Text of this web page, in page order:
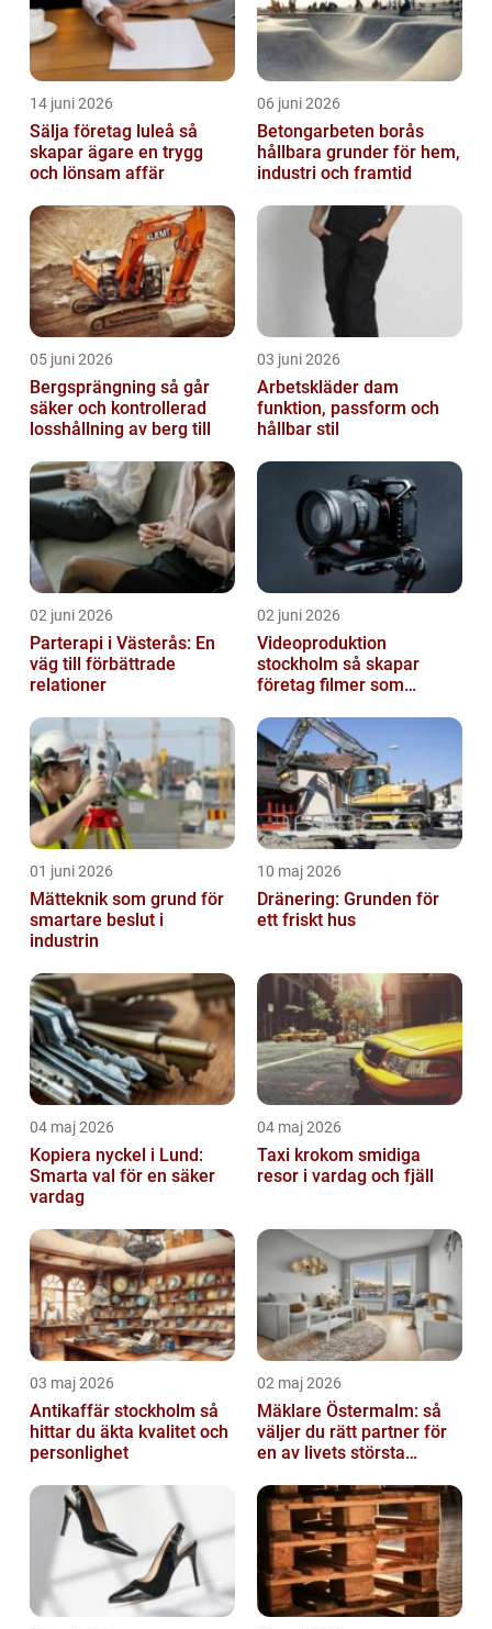
14 juni 2026
Sälja företag luleå så
skapar ägare en trygg
och lönsam affär
06 juni 2026
Betongarbeten borås
hållbara grunder för hem,
industri och framtid
05 juni 2026
Bergsprängning så går
säker och kontrollerad
losshållning av berg till
03 juni 2026
Arbetskläder dam
funktion, passform och
hållbar stil
02 juni 2026
Parterapi i Västerås: En
väg till förbättrade
relationer
02 juni 2026
Videoproduktion
stockholm så skapar
företag filmer som
01 juni 2026
Mätteknik som grund för
smartare beslut i
industrin
10 maj 2026
Dränering: Grunden för
ett friskt hus
04 maj 2026
Kopiera nyckel i Lund:
Smarta val för en säker
vardag
04 maj 2026
Taxi krokom smidiga
resor i vardag och fjäll
03 maj 2026
Antikaffär stockholm så
hittar du äkta kvalitet och
personlighet
02 maj 2026
Mäklare Östermalm: så
väljer du rätt partner för
en av livets största